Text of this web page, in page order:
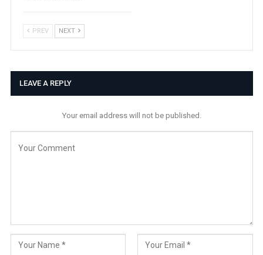
PREV NEXT
LEAVE A REPLY
Your email address will not be published.